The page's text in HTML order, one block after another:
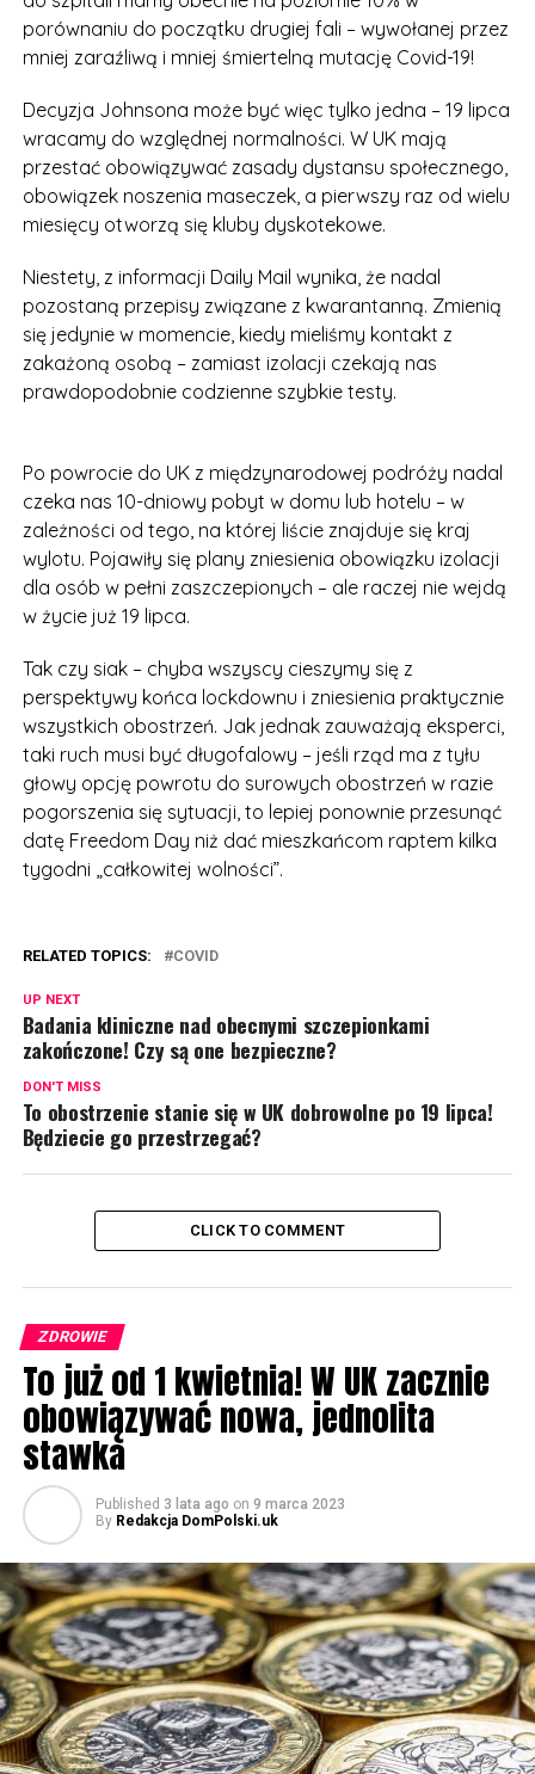
porównaniu do początku drugiej fali – wywołanej przez
mniej zaraźliwą i mniej śmiertelną mutację Covid-19!
Decyzja Johnsona może być więc tylko jedna – 19 lipca
wracamy do względnej normalności. W UK mają
przestać obowiązywać zasady dystansu społecznego,
obowiązek noszenia maseczek, a pierwszy raz od wielu
miesięcy otworzą się kluby dyskotekowe.
Niestety, z informacji Daily Mail wynika, że nadal
pozostaną przepisy związane z kwarantanną. Zmienią
się jedynie w momencie, kiedy mieliśmy kontakt z
zakażoną osobą – zamiast izolacji czekają nas
prawdopodobnie codzienne szybkie testy.
Po powrocie do UK z międzynarodowej podróży nadal
czeka nas 10-dniowy pobyt w domu lub hotelu – w
zależności od tego, na której liście znajduje się kraj
wylotu. Pojawiły się plany zniesienia obowiązku izolacji
dla osób w pełni zaszczepionych – ale raczej nie wejdą
w życie już 19 lipca.
Tak czy siak – chyba wszyscy cieszymy się z
perspektywy końca lockdownu i zniesienia praktycznie
wszystkich obostrzeń. Jak jednak zauważają eksperci,
taki ruch musi być długofalowy – jeśli rząd ma z tyłu
głowy opcję powrotu do surowych obostrzeń w razie
pogorszenia się sytuacji, to lepiej ponownie przesunąć
datę Freedom Day niż dać mieszkańcom raptem kilka
tygodni „całkowitej wolności”.
RELATED TOPICS: COVID
UP NEXT
Badania kliniczne nad obecnymi szczepionkami
zakończone! Czy są one bezpieczne?
DON'T MISS
To obostrzenie stanie się w UK dobrowolne po 19 lipca!
Będziecie go przestrzegać?
CLICK TO COMMENT
ZDROWIE
To już od 1 kwietnia! W UK zacznie
obowiązywać nowa, jednolita
stawka
Published 3 lata ago on 9 marca 2023
By Redakcja DomPolski.uk